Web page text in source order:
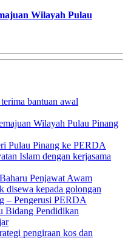
Wilayah Pulau
bantuan awal
Wilayah Pulau Pinang
Pulau Pinang ke PERDA
Islam dengan kerjasama
Penjawat Awam
disewa kepada golongan
– Pengerusi PERDA
Bidang Pendidikan
pengiraan kos dan